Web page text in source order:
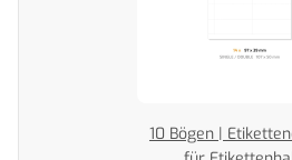
10 Bögen |